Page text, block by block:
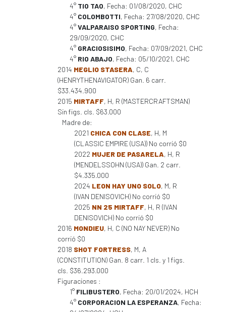
4° TIO TAO, Fecha: 01/08/2020, CHC
4° COLOMBOTTI, Fecha: 27/08/2020, CHC
4°VALPARAISO SPORTING, Fecha:
29/09/2020, CHC
4° GRACIOSISIMO, Fecha: 07/09/2021, CHC
4° RIO ABAJO, Fecha: 05/10/2021, CHC
2014 MEGLIO STASERA, C, C
(HENRYTHENAVIGATOR) Gan. 6 carr.
$33.434.900
2015 MIRTAFF, H, R (MASTERCRAFTSMAN)
Sin figs. cls. $63.000
Madre de:
2021 CHICA CON CLASE, H, M
(CLASSIC EMPIRE (USA)) No corrió $0
2022 MUJER DE PASARELA, H, R
(MENDELSSOHN (USA)) Gan. 2 carr.
$4.335.000
2024 LEON HAY UNO SOLO, M, R
(IVAN DENISOVICH) No corrió $0
2025 NN 25 MIRTAFF, H, R (IVAN
DENISOVICH) No corrió $0
2016 MONDIEU, H, C (NO NAY NEVER) No
corrió $0
2018 SHOT FORTRESS, M, A
(CONSTITUTION) Gan. 8 carr. 1 cls. y 1 figs.
cls. $36.293.000
Figuraciones :
1° FILIBUSTERO, Fecha: 20/01/2024, HCH
4° CORPORACION LA ESPERANZA, Fecha: